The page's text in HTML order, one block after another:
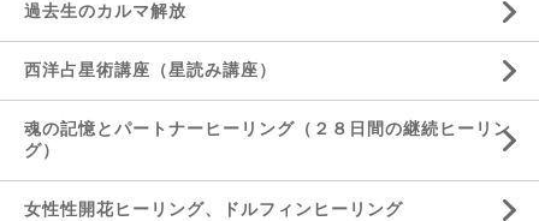
過去生のカルマ解放
西洋占星術講座（星読み講座）
魂の記憶とパートナーヒーリング（２８日間の継続ヒーリン
グ）
女性性開花ヒーリング、ドルフィンヒーリング